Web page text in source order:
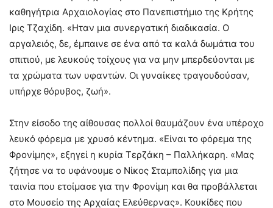
καθηγήτρια Αρχαιολογίας στο Πανεπιστήμιο της Κρήτης
Ιρις Τζαχίδη. «Ηταν μια συνεργατική διαδικασία. Ο
αργαλειός, δε, έμπαινε σε ένα από τα καλά δωμάτια του
σπιτιού, με λευκούς τοίχους για να μην μπερδεύονται με
τα χρώματα των υφαντών. Οι γυναίκες τραγουδούσαν,
υπήρχε θόρυβος, ζωή».
Στην είσοδο της αίθουσας πολλοί θαυμάζουν ένα υπέροχο
λευκό φόρεμα με χρυσό κέντημα. «Είναι το φόρεμα της
Φρονίμης», εξηγεί η κυρία Τερζάκη – Παλλήκαρη. «Μας
ζήτησε να το υφάνουμε ο Νίκος Σταμπολίδης για μια
ταινία που ετοίμασε για την Φρονίμη και θα προβάλλεται
στο Μουσείο της Αρχαίας Ελεύθερνας». Κουκίδες που